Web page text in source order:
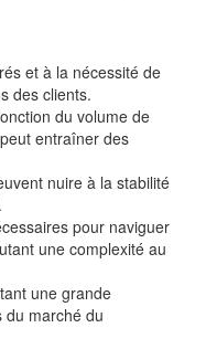
et à la nécessité de
des clients.
du volume de
entraîner des
nuire à la stabilité
pour naviguer
une complexité au
une grande
du marché du